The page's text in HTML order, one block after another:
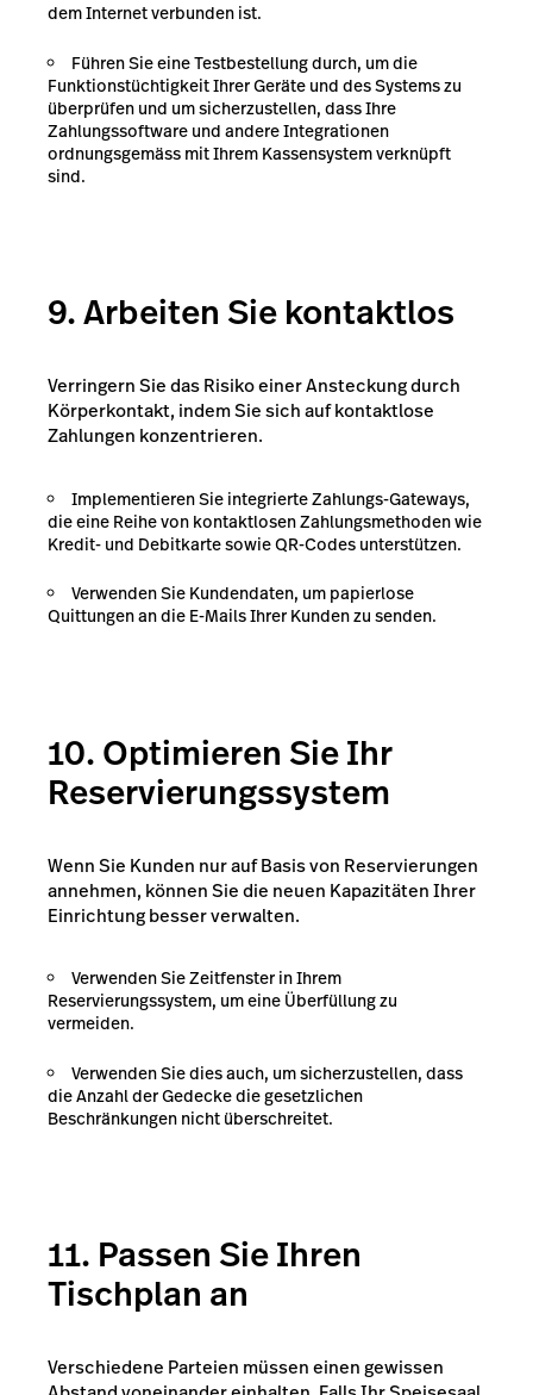
dem Internet verbunden ist.
Führen Sie eine Testbestellung durch, um die
Funktionstüchtigkeit Ihrer Geräte und des Systems zu
überprüfen und um sicherzustellen, dass Ihre
Zahlungssoftware und andere Integrationen
ordnungsgemäss mit Ihrem Kassensystem verknüpft
sind.
9. Arbeiten Sie kontaktlos
Verringern Sie das Risiko einer Ansteckung durch
Körperkontakt, indem Sie sich auf kontaktlose
Zahlungen konzentrieren.
Implementieren Sie integrierte Zahlungs-Gateways,
die eine Reihe von kontaktlosen Zahlungsmethoden wie
Kredit- und Debitkarte sowie QR-Codes unterstützen.
Verwenden Sie Kundendaten, um papierlose
Quittungen an die E-Mails Ihrer Kunden zu senden.
10. Optimieren Sie Ihr
Reservierungssystem
Wenn Sie Kunden nur auf Basis von Reservierungen
annehmen, können Sie die neuen Kapazitäten Ihrer
Einrichtung besser verwalten.
Verwenden Sie Zeitfenster in Ihrem
Reservierungssystem, um eine Überfüllung zu
vermeiden.
Verwenden Sie dies auch, um sicherzustellen, dass
die Anzahl der Gedecke die gesetzlichen
Beschränkungen nicht überschreitet.
11. Passen Sie Ihren
Tischplan an
Verschiedene Parteien müssen einen gewissen